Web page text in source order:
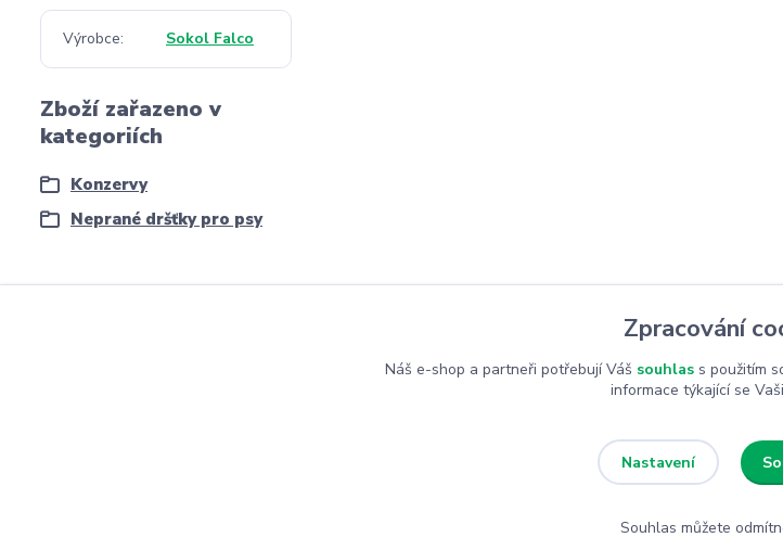
Výrobce Sokol Falco
Zboží zařazeno v
kategoriích
Konzervy
Neprané dršťky pro psy
Zpracování
Náš e-shop a partneři potřebují Váš souhlass použitím
informace týkající se
Nastavení
Souhlas můžete